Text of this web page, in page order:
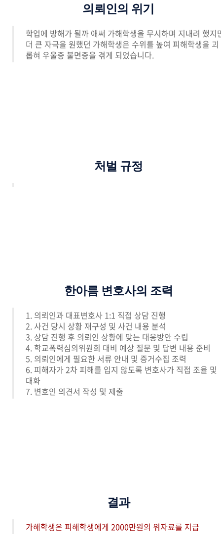
의뢰인의 위기
학업에 방해가 될까 애써 가해학생을 무시하며 지내려 했지
더 큰 자극을 원했던 가해학생은 수위를 높여 피해학생을 괴
롭혀 우울증 불면증을 겪게 되었습니다.
처벌 규정
한아름 변호사의 조력
1. 의뢰인과 대표변호사 1:1 직접 상담 진행
2. 사건 당시 상황 재구성 및 사건 내용 분석
3. 상담 진행 후 의뢰인 상황에 맞는 대응방안 수립
4. 학교폭력심의위원회 대비 예상 질문 및 답변 내용 준비
5. 의뢰인에게 필요한 서류 안내 및 증거수집 조력
6. 피해자가 2차 피해를 입지 않도록 변호사가 직접 조율 및
대화
7. 변호인 의견서 작성 및 제출
결과
가해학생은 피해학생에게 2000만원의 위자료를 지급